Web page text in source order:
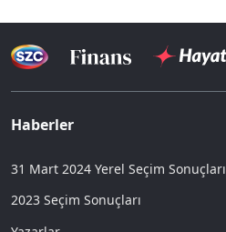
Haberler
31 Mart 2024 Yerel Seçim Sonuçları
2023 Seçim Sonuçları